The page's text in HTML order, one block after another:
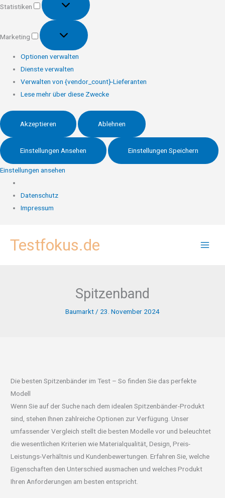
Statistiken
Marketing
Marketing
Optionen verwalten
Dienste verwalten
Verwalten von {vendor_count}-Lieferanten
Lese mehr über diese Zwecke
Akzeptieren Ablehnen
Einstellungen Ansehen Einstellungen Speichern
Einstellungen ansehen
Datenschutz
Impressum
InhaltTestfokus.de
Spitzenband
Baumarkt / 23. November 2024
Die besten Spitzenbänder im Test – So finden Sie das perfekte
Modell
Wenn Sie auf der Suche nach dem idealen Spitzenbänder-Produkt
sind, stehen Ihnen zahlreiche Optionen zur Verfügung. Unser
umfassender Vergleich stellt die besten Modelle vor und beleuchtet
die wesentlichen Kriterien wie Materialqualität, Design, Preis-
Leistungs-Verhältnis und Kundenbewertungen. Erfahren Sie, welche
Eigenschaften den Unterschied ausmachen und welches Produkt
Ihren Anforderungen am besten entspricht.